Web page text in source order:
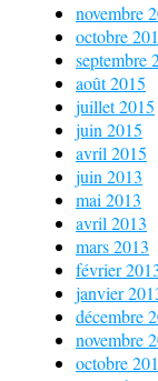
novembre
octobre
septembre
août 2015
juillet 2015
juin 2015
avril 2015
juin 2013
mai 2013
avril 2013
mars 2013
février
janvier
décembre
novembre
octobre